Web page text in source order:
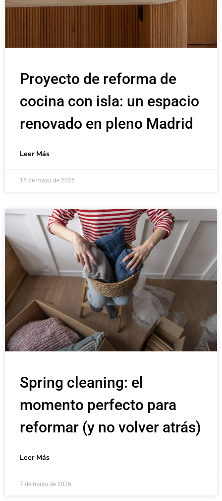
Proyecto de reforma de
cocina con isla: un espacio
renovado en pleno Madrid
Leer Más
15 de mayo de 2026
Spring cleaning: el
momento perfecto para
reformar (y no volver atrás)
Leer Más
7 de mayo de 2026